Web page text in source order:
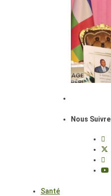
Nous Suivre
Santé